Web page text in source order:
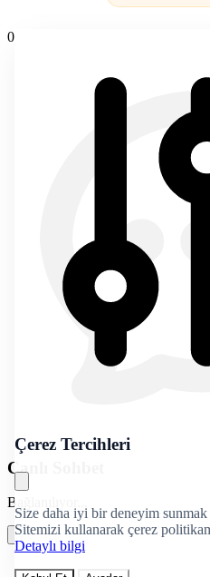
Çerez Tercihleri
Size daha iyi bir deneyim
Sitemizi kullanarak çerez
Detaylı bilgi
0
Canlı Sohbet
Bağlanılıyor...